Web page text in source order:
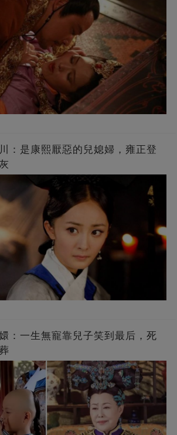
：是康熙厭惡的兒媳婦，雍正登
：一生無寵靠兒子笑到最后，死